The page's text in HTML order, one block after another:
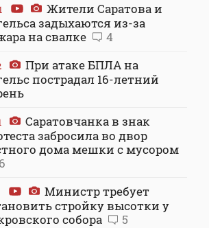
Жители Саратова и
задыхаются из-за
на свалке
4
При атаке БПЛА на
пострадал 16-летний
Саратовчанка в знак
забросила во двор
дома мешки с мусором
6
Министр требует
стройку высотки у
собора
5